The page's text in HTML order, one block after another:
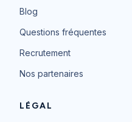
Blog
Questions fréquentes
Recrutement
Nos partenaires
LÉGAL